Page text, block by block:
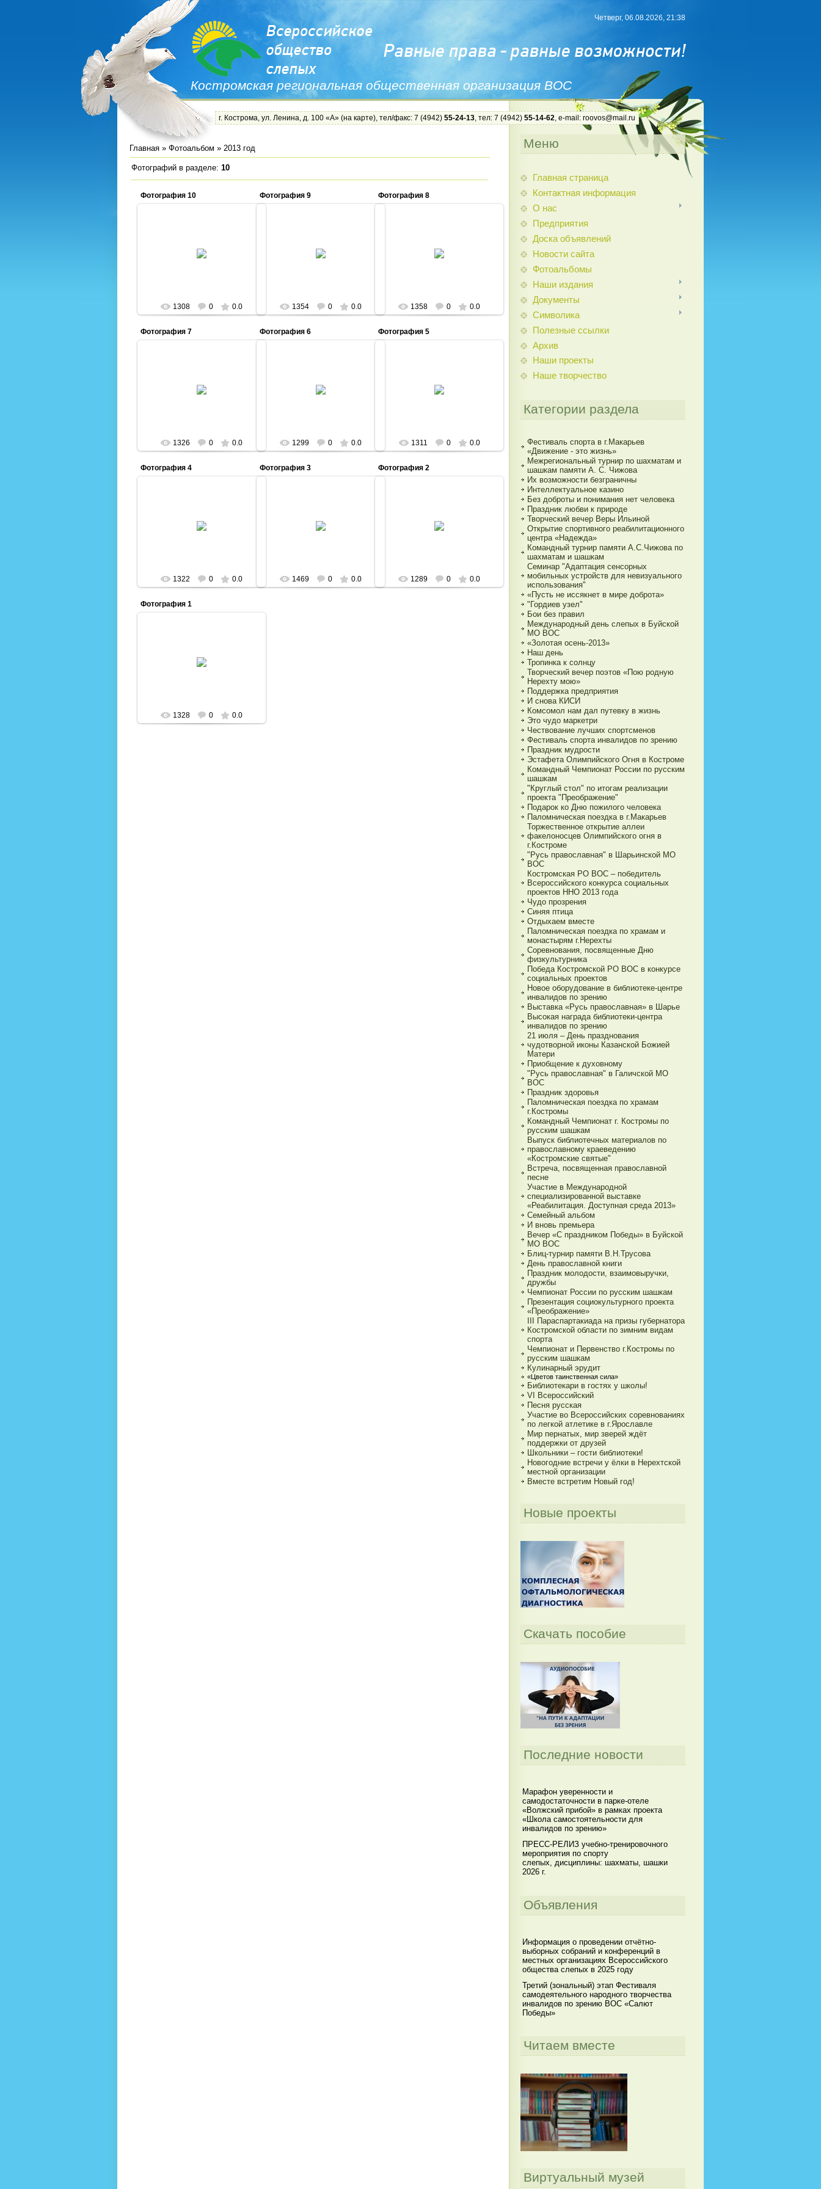
Костромская региональная общественная организация ВОС
Четверг, 06.08.2026, 21:38
г. Кострома, ул. Ленина, д. 100 «А» (на карте), тел/факс: 7 (4942) 55-24-13, тел: 7 (4942) 55-14-62, e-mail: roovos@mail.ru
Главная » Фотоальбом » 2013 год
Фотографий в разделе: 10
Фотография 10
1308 0 0.0
Фотография 9
1354 0 0.0
Фотография 8
1358 0 0.0
Фотография 7
1326 0 0.0
Фотография 6
1299 0 0.0
Фотография 5
1311 0 0.0
Фотография 4
1322 0 0.0
Фотография 3
1469 0 0.0
Фотография 2
1289 0 0.0
Фотография 1
1328 0 0.0
Меню
Главная страница
Контактная информация
О нас
Предприятия
Доска объявлений
Новости сайта
Фотоальбомы
Наши издания
Документы
Символика
Полезные ссылки
Архив
Наши проекты
Наше творчество
Категории раздела
Фестиваль спорта в г.Макарьев
«Движение - это жизнь»
Межрегиональный турнир по шахматам и
шашкам памяти А. С. Чижова
Их возможности безграничны
Интеллектуальное казино
Без доброты и понимания нет человека
Праздник любви к природе
Творческий вечер Веры Ильиной
Открытие спортивного реабилитационного
центра «Надежда»
Командный турнир памяти А.С.Чижова по
шахматам и шашкам
Семинар "Адаптация сенсорных
мобильных устройств для невизуального
использования"
«Пусть не иссякнет в мире доброта»
"Гордиев узел"
Бои без правил
Международный день слепых в Буйской
МО ВОС
«Золотая осень-2013»
Наш день
Тропинка к солнцу
Творческий вечер поэтов «Пою родную
Нерехту мою»
Поддержка предприятия
И снова КИСИ
Комсомол нам дал путевку в жизнь
Это чудо маркетри
Чествование лучших спортсменов
Фестиваль спорта инвалидов по зрению
Праздник мудрости
Эстафета Олимпийского Огня в Костроме
Командный Чемпионат России по русским
шашкам
"Круглый стол" по итогам реализации
проекта "Преображение"
Подарок ко Дню пожилого человека
Паломническая поездка в г.Макарьев
Торжественное открытие аллеи
факелоносцев Олимпийского огня в
г.Костроме
"Русь православная" в Шарьинской МО
ВОС
Костромская РО ВОС – победитель
Всероссийского конкурса социальных
проектов ННО 2013 года
Чудо прозрения
Синяя птица
Отдыхаем вместе
Паломническая поездка по храмам и
монастырям г.Нерехты
Соревнования, посвященные Дню
физкультурника
Победа Костромской РО ВОС в конкурсе
социальных проектов
Новое оборудование в библиотеке-центре
инвалидов по зрению
Выставка «Русь православная» в Шарье
Высокая награда библиотеки-центра
инвалидов по зрению
21 июля – День празднования
чудотворной иконы Казанской Божией
Матери
Приобщение к духовному
"Русь православная" в Галичской МО
ВОС
Праздник здоровья
Паломническая поездка по храмам
г.Костромы
Командный Чемпионат г. Костромы по
русским шашкам
Выпуск библиотечных материалов по
православному краеведению
«Костромские святые"
Встреча, посвященная православной
песне
Участие в Международной
специализированной выставке
«Реабилитация. Доступная среда 2013»
Семейный альбом
И вновь премьера
Вечер «С праздником Победы» в Буйской
МО ВОС
Блиц-турнир памяти В.Н.Трусова
День православной книги
Праздник молодости, взаимовыручки,
дружбы
Чемпионат России по русским шашкам
Презентация социокультурного проекта
«Преображение»
III Параспартакиада на призы губернатора
Костромской области по зимним видам
спорта
Чемпионат и Первенство г.Костромы по
русским шашкам
Кулинарный эрудит
«Цветов таинственная сила»
Библиотекари в гостях у школы!
VI Всероссийский
Песня русская
Участие во Всероссийских соревнованиях
по легкой атлетике в г.Ярославле
Мир пернатых, мир зверей ждёт
поддержки от друзей
Школьники – гости библиотеки!
Новогодние встречи у ёлки в Нерехтской
местной организации
Вместе встретим Новый год!
Новые проекты
Скачать пособие
Последние новости
Марафон уверенности и
самодостаточности в парке-отеле
«Волжский прибой» в рамках проекта
«Школа самостоятельности для
инвалидов по зрению»
ПРЕСС-РЕЛИЗ учебно-тренировочного
мероприятия по спорту
слепых, дисциплины: шахматы, шашки
2026 г.
Объявления
Информация о проведении отчётно-
выборных собраний и конференций в
местных организациях Всероссийского
общества слепых в 2025 году
Третий (зональный) этап Фестиваля
самодеятельного народного творчества
инвалидов по зрению ВОС «Салют
Победы»
Читаем вместе
Виртуальный музей